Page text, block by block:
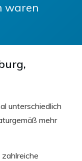
waren
unterschiedlich
mehr